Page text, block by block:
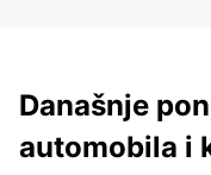
Današnje
automobila i